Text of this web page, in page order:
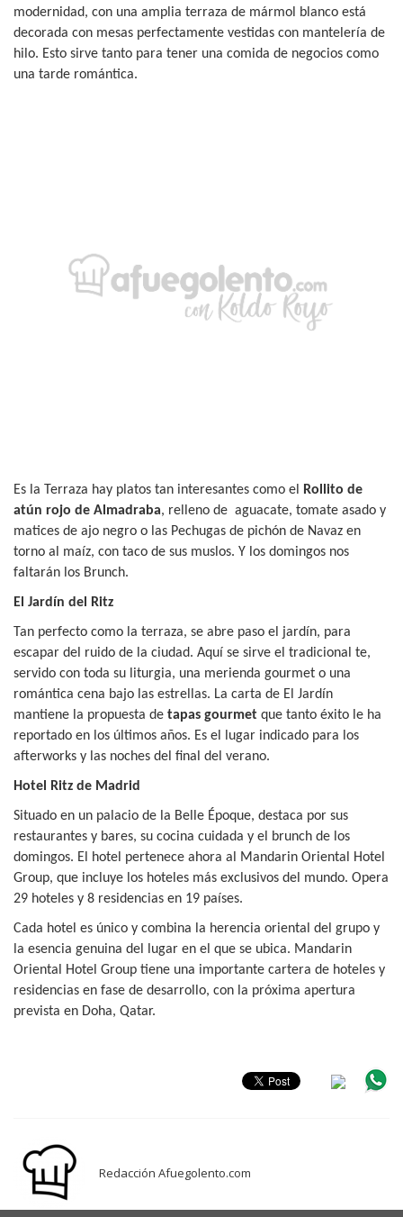
modernidad, con una amplia terraza de mármol blanco está
decorada con mesas perfectamente vestidas con mantelería de
hilo. Esto sirve tanto para tener una comida de negocios como
una tarde romántica.
Es la Terraza hay platos tan interesantes como el
Rollito de
atún rojo de Almadraba, relleno de aguacate, tomate asado y
matices de ajo negro o las Pechugas de pichón de Navaz en
torno al maíz, con taco de sus muslos. Y los domingos nos
faltarán los Brunch.
El Jardín del Ritz
Tan perfecto como la terraza, se abre paso el jardín, para
escapar del ruido de la ciudad. Aquí se sirve el tradicional te,
servido con toda su liturgia, una merienda gourmet o una
romántica cena bajo las estrellas. La carta de El Jardín
mantiene la propuesta de tapas gourmet que tanto éxito le ha
reportado en los últimos años. Es el lugar indicado para los
afterworks y las noches del final del verano.
Hotel Ritz de Madrid
Situado en un palacio de la Belle Époque, destaca por sus
restaurantes y bares, su cocina cuidada y el brunch de los
domingos. El hotel pertenece ahora al Mandarin Oriental Hotel
Group, que incluye los hoteles más exclusivos del mundo. Opera
29 hoteles y 8 residencias en 19 países.
Cada hotel es único y combina la herencia oriental del grupo y
la esencia genuina del lugar en el que se ubica. Mandarin
Oriental Hotel Group tiene una importante cartera de hoteles y
residencias en fase de desarrollo, con la próxima apertura
prevista en Doha, Qatar.
Redacción Afuegolento.com